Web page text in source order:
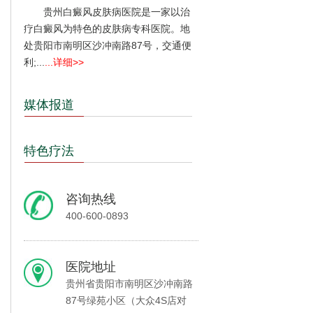
贵州白癜风皮肤病医院是一家以治
疗白癜风为特色的皮肤病专科医院。地
处贵阳市南明区沙冲南路87号，交通便
利;...
...详细>>
媒体报道
特色疗法
咨询热线
400-600-0893
医院地址
贵州省贵阳市南明区沙冲南路
87号绿苑小区（大众4S店对